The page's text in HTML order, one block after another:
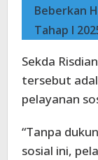
Beberkan
Tahap I
Sekda
tersebut
pelayanan
“Tanpa
sosial ini,